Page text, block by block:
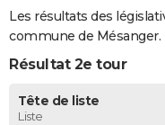
Les résultats des
commune de Mésanger.
Résultat 2e tour
Tête de liste
Liste